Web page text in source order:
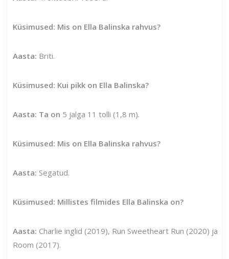
Küsimused: Mis on Ella Balinska rahvus?
Aasta: Briti.
Küsimused: Kui pikk on Ella Balinska?
Aasta: Ta on 5 jalga 11 tolli (1,8 m).
Küsimused: Mis on Ella Balinska rahvus?
Aasta: Segatud.
Küsimused: Millistes filmides Ella Balinska on?
Aasta: Charlie inglid (2019), Run Sweetheart Run (2020) ja
Room (2017).